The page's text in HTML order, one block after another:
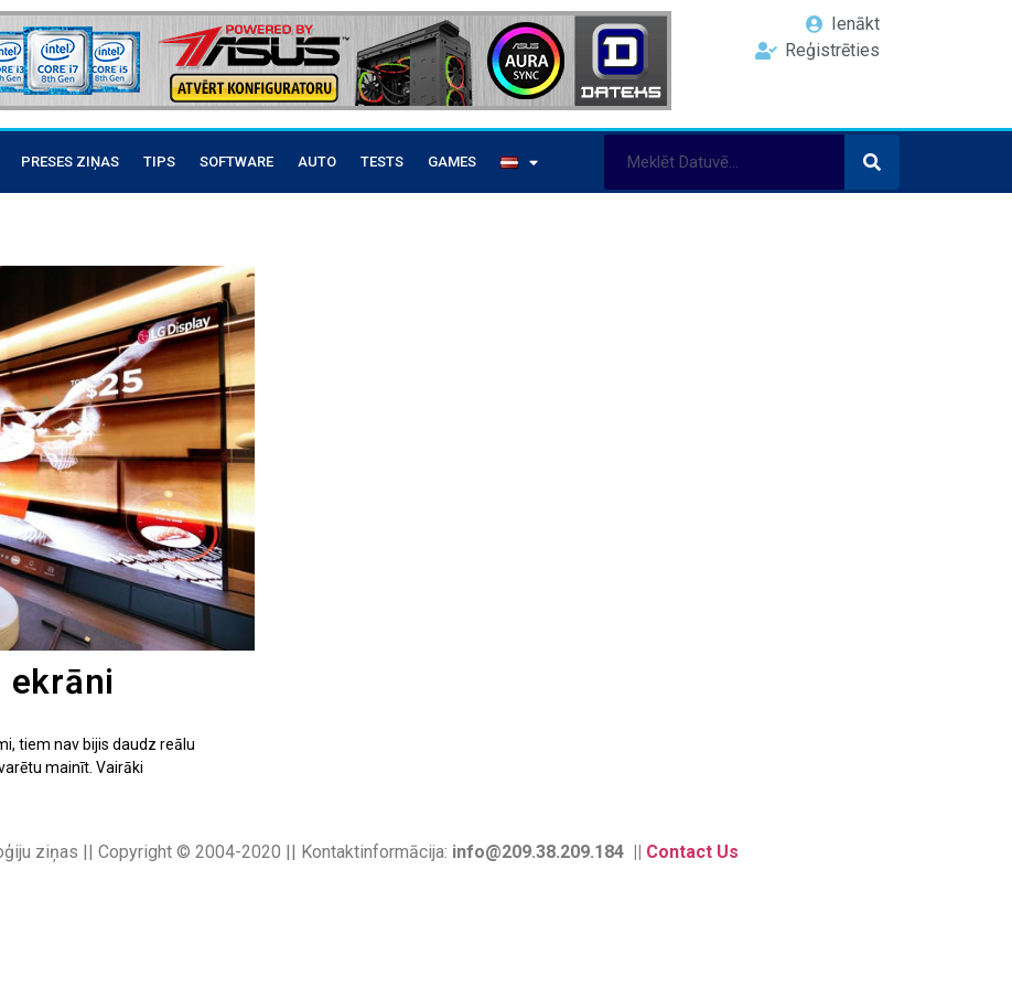
Ienākt
Reģistrēties
PRESES ZIŅAS TIPS SOFTWARE AUTO TESTS GAMES
ekrāni
tiem nav bijis daudz reālu
mainīt. Vairāki
ziņas || Copyright © 2004-2020 || Kontaktinformācija: info@209.38.209.184 || Contact Us